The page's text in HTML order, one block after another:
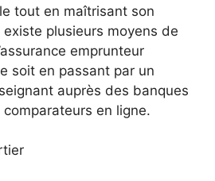
tout en maîtrisant son
plusieurs moyens de
emprunteur
soit en passant par un
auprès des banques
en ligne.